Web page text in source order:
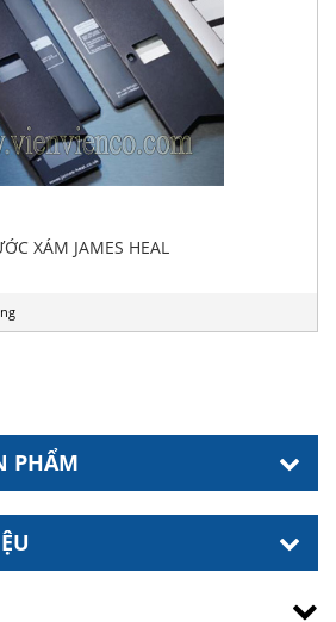
XÁM JAMES HEAL
PHẨM